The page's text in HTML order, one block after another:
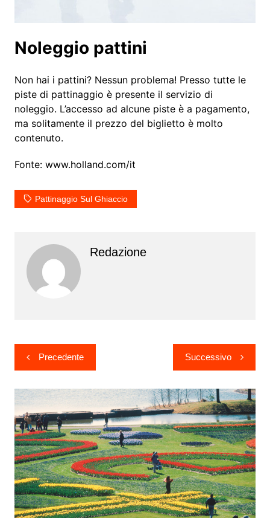
Noleggio pattini
Non hai i pattini? Nessun problema! Presso tutte le
piste di pattinaggio è presente il servizio di
noleggio. L’accesso ad alcune piste è a pagamento,
ma solitamente il prezzo del biglietto è molto
contenuto.
Fonte: www.holland.com/it
Pattinaggio Sul Ghiaccio
Redazione
Navigazione
articoli
Precedente Successivo